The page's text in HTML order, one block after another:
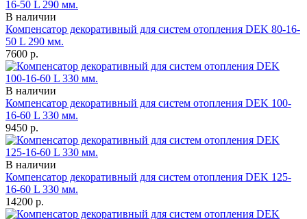
В наличии
Компенсатор декоративный для систем отопления DEK 80-16-
50 L 290 мм.
7600 р.
В наличии
Компенсатор декоративный для систем отопления DEK 100-
16-60 L 330 мм.
9450 р.
В наличии
Компенсатор декоративный для систем отопления DEK 125-
16-60 L 330 мм.
14200 р.